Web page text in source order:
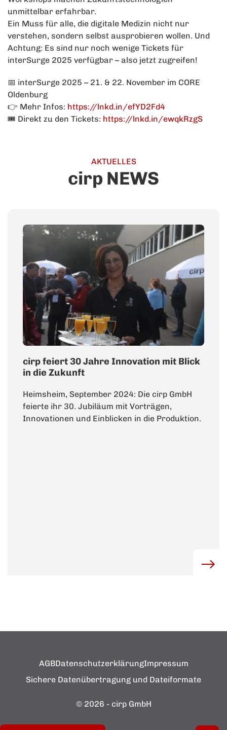
unmittelbar erfahrbar.
Ein Muss für alle, die digitale Medizin nicht nur
verstehen, sondern selbst ausprobieren wollen. Und
Achtung: Es sind nur noch wenige Tickets für
interSurge 2025 verfügbar – also jetzt zugreifen!
📅 interSurge 2025 – 21. & 22. November im CORE
Oldenburg
👉 Mehr Infos: https://lnkd.in/efYD2Fd4
🎟️ Direkt zu den Tickets: https://lnkd.in/ewqkRzgS
AKTUELLES
cirp NEWS
cirp feiert 30 Jahre Innovation mit Blick
in die Zukunft
Heimsheim, September 2024: Die cirp GmbH
feierte ihr 30. Jubiläum mit Vorträgen,
Innovationen und Einblicken in die Produktion.
AGBDatenschutzerklärungImpressum
Sichere Datenübertragung und Dateiformate
© 2026 - cirp GmbH